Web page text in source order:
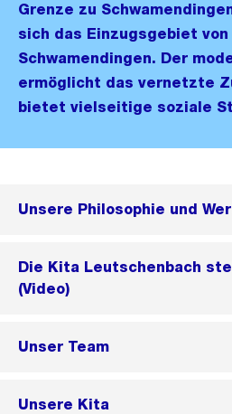
Grenze zu
sich das Einzugsgebiet
Schwamendingen. Der
ermöglicht das vernetzte
bietet vielseitige soziale
Unsere Philosophie und
Die Kita Leutschenbach
(Video)
Unser Team
Unsere Kita